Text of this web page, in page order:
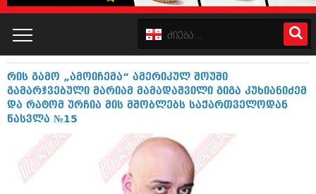
კატალოგი
პოლიტიკა
ინტერვიუები
ამბები
რის გამო „ამოიჩემა“ ამერიკულ შოუში
გამარჯვებული მარიამ მამადაშვილი გიგა კუხიანიძემ
და რატომ ურჩია მის მშობლებს საქართველოდან
წასვლა №15